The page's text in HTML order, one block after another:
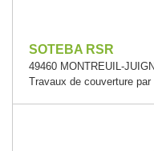
SOTEBA RSR
49460 MONTREUIL-
Travaux de couverture par